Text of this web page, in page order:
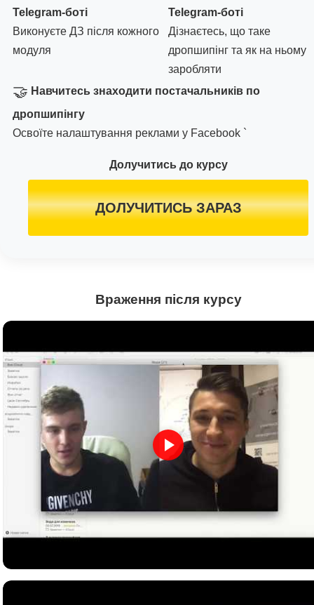
Telegram-боті
Виконуєте ДЗ після кожного
модуля
Telegram-боті
Дізнаєтесь, що таке
дропшипінг та як на ньому
заробляти
🤝 Навчитесь знаходити постачальників по
дропшипінгу
Освоїте налаштування реклами у Facebook `
Долучитись до курсу
ДОЛУЧИТИСЬ ЗАРАЗ
Враження після курсу